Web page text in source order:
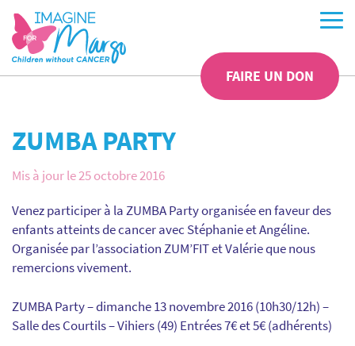
FAIRE UN DON
ZUMBA PARTY
Mis à jour le 25 octobre 2016
Venez participer à la ZUMBA Party organisée en faveur des
enfants atteints de cancer avec Stéphanie et Angéline.
Organisée par l’association ZUM’FIT et Valérie que nous
remercions vivement.
ZUMBA Party – dimanche 13 novembre 2016 (10h30/12h) –
Salle des Courtils – Vihiers (49) Entrées 7€ et 5€ (adhérents)